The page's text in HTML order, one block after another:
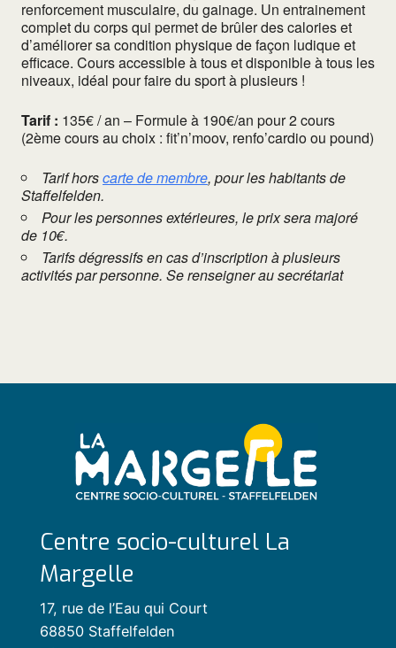
renforcement musculaire, du gainage. Un entrainement
complet du corps qui permet de brûler des calories et
d’améliorer sa condition physique de façon ludique et
efficace. Cours accessible à tous et disponible à tous les
niveaux, idéal pour faire du sport à plusieurs !
Tarif : 135€ / an – Formule à 190€/an pour 2 cours
(2ème cours au choix : fit’n’moov, renfo’cardio ou pound)
Tarif horscarte de membre, pour les habitants de
Staffelfelden.
Pour les personnes extérieures, le prix sera majoré
de 10€.
Tarifs dégressifs en cas d’inscription à plusieurs
activités par personne. Se renseigner au secrétariat
Centre socio-culturel La
Margelle
17, rue de l’Eau qui Court
68850 Staffelfelden